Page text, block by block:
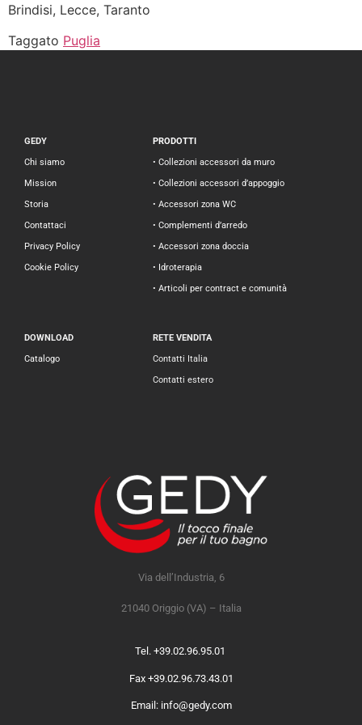
Brindisi, Lecce, Taranto
Taggato Puglia
GEDY
Chi siamo
Mission
Storia
Contattaci
Privacy Policy
Cookie Policy
PRODOTTI
• Collezioni accessori da muro
• Collezioni accessori d’appoggio
• Accessori zona WC
• Complementi d’arredo
• Accessori zona doccia
• Idroterapia
• Articoli per contract e comunità
DOWNLOAD
Catalogo
RETE VENDITA
Contatti Italia
Contatti estero
Via dell’Industria, 6
21040 Origgio (VA) – Italia
Tel. +39.02.96.95.01
Fax +39.02.96.73.43.01
Email: info@gedy.com